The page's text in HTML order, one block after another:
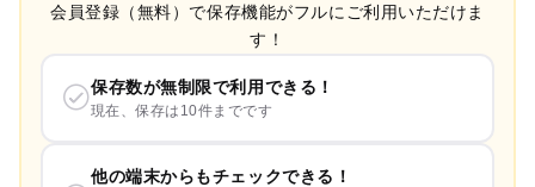
会員登録（無料）で保存機能がフルにご利用いただけま
す！
保存数が無制限で利用できる！
現在、保存は10件までです
他の端末からもチェックできる！